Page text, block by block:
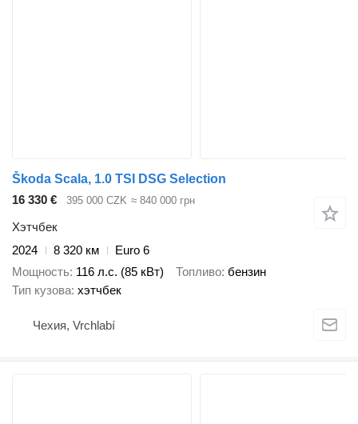
Škoda Scala, 1.0 TSI DSG Selection
16 330 €
395 000 CZK ≈ 840 000 грн
Хэтчбек
2024
8 320 км
Euro 6
Мощность 116 л.с. (85 кВт) Топливо бензин
Тип кузова хэтчбек
Чехия, Vrchlabí